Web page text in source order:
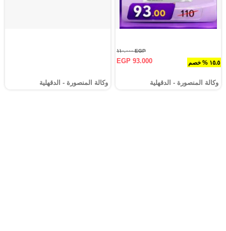
١٥.٥ % خصم
EGP ١١٠.٠٠٠
EGP 93.000
وكالة المنصورة - الدقهلية‎ وكالة المنصورة - الدقهلية‎